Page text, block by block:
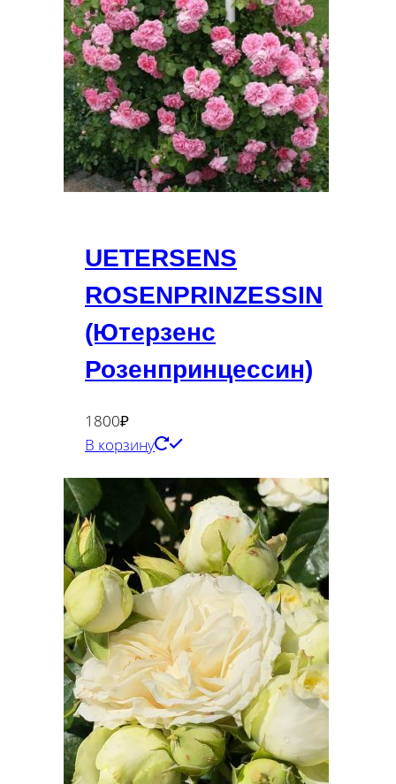
UETERSENS
ROSENPRINZESSIN
(Ютерзенс
Розенпринцессин)
1800₽
В корзину